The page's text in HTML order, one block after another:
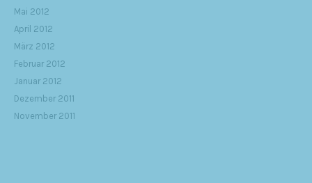
Mai 2012
April 2012
März 2012
Februar 2012
Januar 2012
Dezember 2011
November 2011